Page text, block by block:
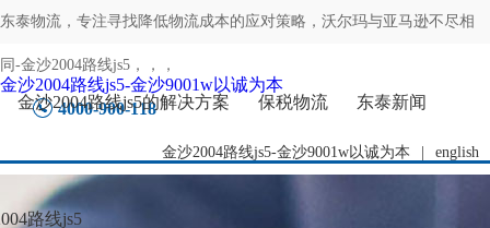
东泰物流，专注寻找降低物流成本的应对策略，沃尔玛与亚马逊不尽相
同-金沙2004路线js5 ，，，
4000-900-118
金沙2004路线js5-金沙9001w以诚为本 english
金沙2004路线js5-金沙9001w以诚为本
金沙2004路线js5的解决方案
保税物流 东泰新闻
路线js5